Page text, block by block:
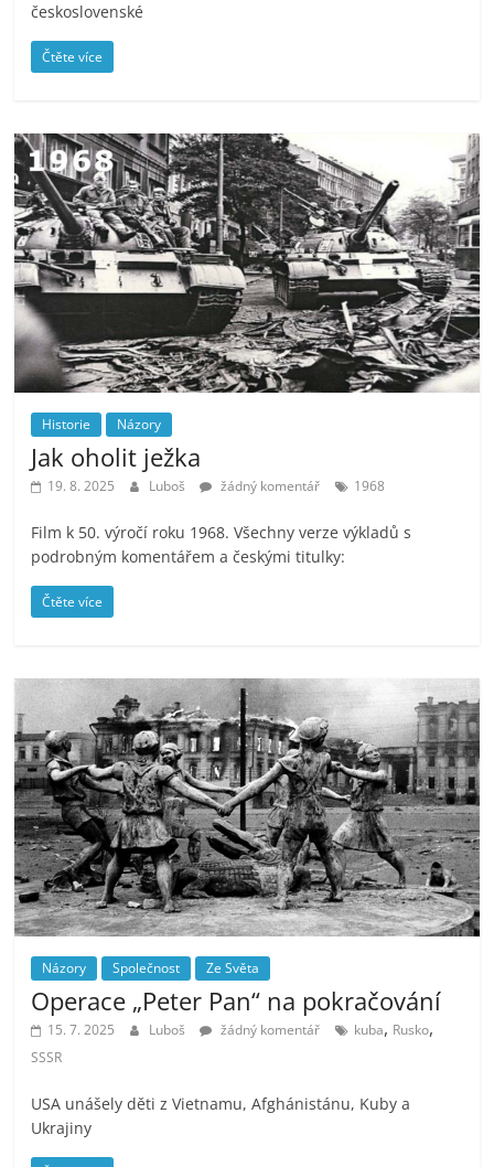
československé
Čtěte více
Historie Názory
Jak oholit ježka
19. 8. 2025 Luboš žádný komentář 1968
Film k 50. výročí roku 1968. Všechny verze výkladů s
podrobným komentářem a českými titulky:
Čtěte více
Názory Společnost Ze Světa
Operace „Peter Pan“ na pokračování
15. 7. 2025 Luboš žádný komentář kuba, Rusko,
SSSR
USA unášely děti z Vietnamu, Afghánistánu, Kuby a
Ukrajiny